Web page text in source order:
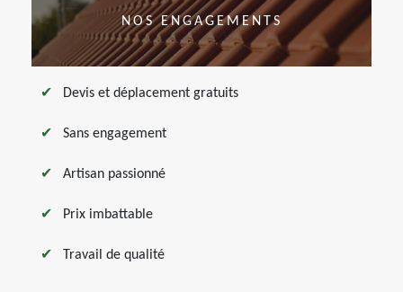
NOS ENGAGEMENTS
Devis et déplacement gratuits
Sans engagement
Artisan passionné
Prix imbattable
Travail de qualité